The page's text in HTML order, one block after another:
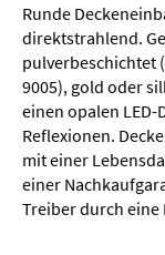
Runde
direktstrahlend.
pulverbeschichtet
9005), gold oder
einen opalen
Reflexionen.
mit einer
einer
Treiber durch eine